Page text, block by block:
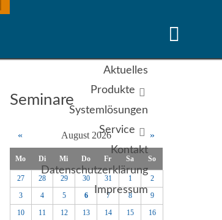
Aktuelles
Produkte
Systemlösungen
Service
Kontakt
Datenschutzerklärung
Impressum
Seminare
« August 2026 »
Mo Di Mi Do Fr Sa So
27 28 29 30 31 1
2
3
4 5 6 7 8
9
10
11 12 13 14 15
16